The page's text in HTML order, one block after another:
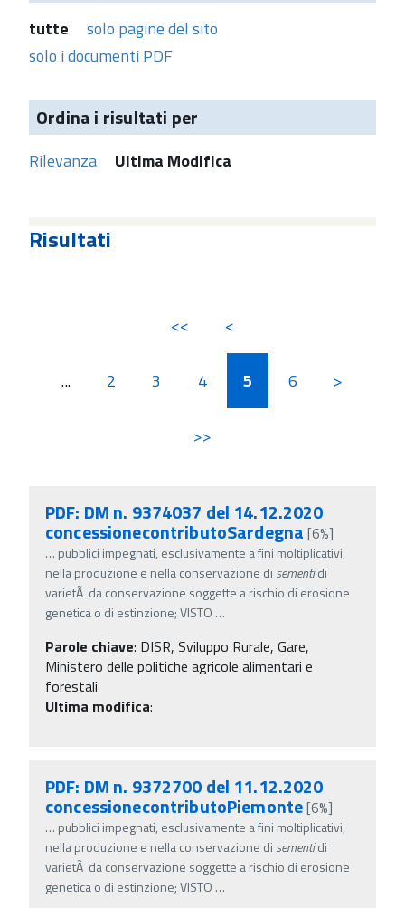
tutte
solo pagine del sito
solo i documenti PDF
Ordina i risultati per
Rilevanza Ultima Modifica
Risultati
<< <
... 2 3 4 5 6 >
>>
PDF: DM n. 9374037 del 14.12.2020
concessionecontributoSardegna [6%]
… pubblici impegnati, esclusivamente a fini moltiplicativi,
nella produzione e nella conservazione di sementidi
varietÃ da conservazione soggette a rischio di erosione
genetica o di estinzione; VISTO …
Parole chiave: DISR, Sviluppo Rurale, Gare,
Ministero delle politiche agricole alimentari e
forestali
Ultima modifica:
PDF: DM n. 9372700 del 11.12.2020
concessionecontributoPiemonte[6%]
… pubblici impegnati, esclusivamente a fini moltiplicativi,
nella produzione e nella conservazione di sementidi
varietÃ da conservazione soggette a rischio di erosione
genetica o di estinzione; VISTO …